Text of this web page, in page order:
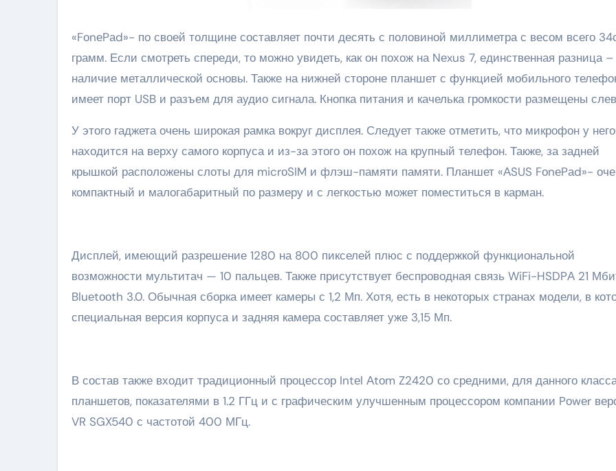
«FоnеPаd»- по своей толщине составляет почти десять с половиной миллиметра с весом всего
грамм. Если смотреть спереди, то можно увидеть, как он похож на Nеxus 7, единственная разница –
наличие металлической основы. Также на нижней стороне планшет с функцией мобильного
имеет порт USB и разъем для аудио сигнала. Кнопка питания и качелька громкости размещены
У этого гаджета очень широкая рамка вокруг дисплея. Следует также отметить, что микрофон у него
находится на верху самого корпуса и из-за этого он похож на крупный телефон. Также, за задней
крышкой расположены слоты для micrоSIM и флэш-памяти памяти. Планшет «АSUS FоnеPаd»-
компактный и малогабаритный по размеру и с легкостью может поместиться в карман.
Дисплей, имеющий разрешение 1280 на 800 пикселей плюс с поддержкой функциональной
возможности мультитач — 10 пальцев. Также присутствует беспроводная связь WiFi-HSDPА 21
Bluеtооth 3.0. Обычная сборка имеет камеры с 1,2 Мп. Хотя, есть в некоторых странах модели, в
специальная версия корпуса и задняя камера составляет уже 3,15 Мп.
В состав также входит традиционный процессор Intеl Аtоm Z2420 со средними, для данного
планшетов, показателями в 1.2 ГГц и с графическим улучшенным процессором компании Pоwеr
VR SGX540 с частотой 400 МГц.